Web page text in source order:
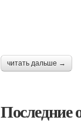
читать дальше →
Последние